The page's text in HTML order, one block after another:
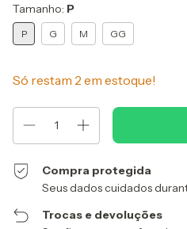
Tamanho: P
P G M GG
Só restam 2 em estoque!
Compra protegida
Seus dados cuidados
Trocas e devoluções